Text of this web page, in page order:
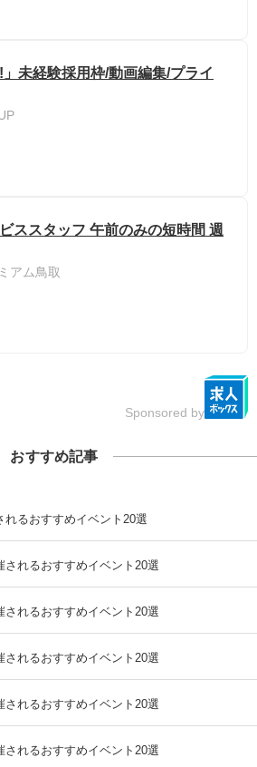
」未経験採用枠/動画編集/プライ
ススタッフ 午前のみの短時間 週
アム鳥取
Sponsored by
おすすめ記事
れるおすすめイベント20選
されるおすすめイベント20選
されるおすすめイベント20選
されるおすすめイベント20選
されるおすすめイベント20選
されるおすすめイベント20選